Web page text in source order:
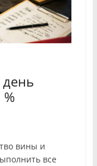
день
вины и
все